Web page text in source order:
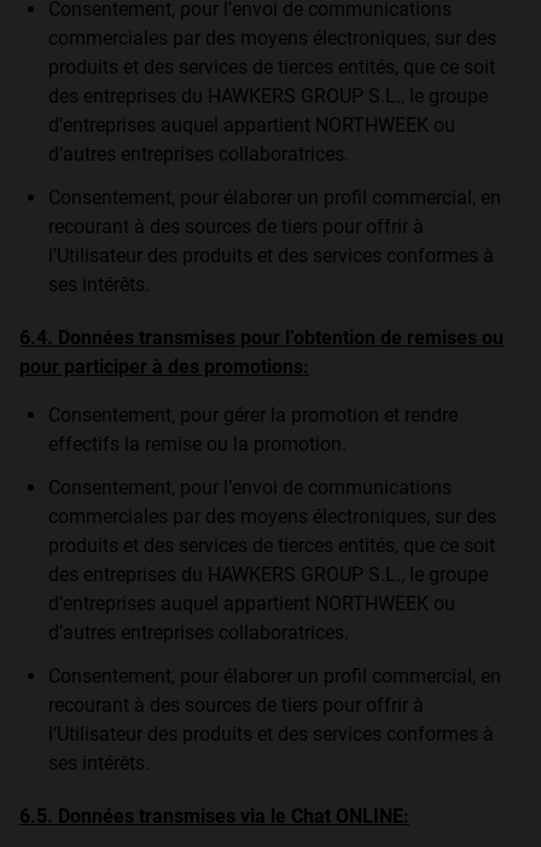
Consentement, pour l’envoi de communications
commerciales par des moyens électroniques, sur des
produits et des services de tierces entités, que ce soit
des entreprises du HAWKERS GROUP S.L., le groupe
d’entreprises auquel appartient NORTHWEEK ou
d’autres entreprises collaboratrices.
Consentement, pour élaborer un profil commercial, en
recourant à des sources de tiers pour offrir à
l’Utilisateur des produits et des services conformes à
ses intérêts.
6.4. Données transmises pour l’obtention de remises ou
pour participer à des promotions:
Consentement, pour gérer la promotion et rendre
effectifs la remise ou la promotion.
Consentement, pour l’envoi de communications
commerciales par des moyens électroniques, sur des
produits et des services de tierces entités, que ce soit
des entreprises du HAWKERS GROUP S.L., le groupe
d’entreprises auquel appartient NORTHWEEK ou
d’autres entreprises collaboratrices.
Consentement, pour élaborer un profil commercial, en
recourant à des sources de tiers pour offrir à
l’Utilisateur des produits et des services conformes à
ses intérêts.
6.5. Données transmises via le Chat ONLINE: